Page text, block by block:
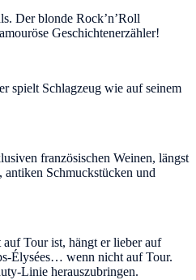
Der blonde Rock’n’Roll
Geschichtenerzähler!
spielt Schlagzeug wie auf seinem
französischen Weinen, längst
antiken Schmuckstücken und
Tour ist, hängt er lieber auf
Élysées… wenn nicht auf Tour.
Linie herauszubringen.